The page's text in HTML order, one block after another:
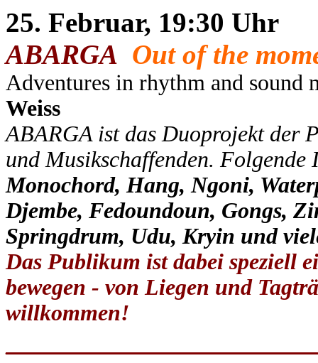
25. Februar, 19:30 Uhr
ABARGA Out of the
Adventures in rhythm and sound
Weiss
ABARGA ist das Duoprojekt der
und Musikschaffenden. Folgende
Monochord, Hang, Ngoni,
Djembe, Fedoundoun, Gongs,
Springdrum, Udu, Kryin und
Das Publikum ist dabei speziell
bewegen - von Liegen und
willkommen!